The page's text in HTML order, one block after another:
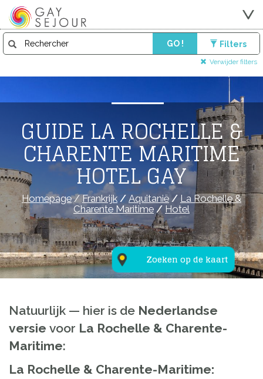
GO ! Filters
Verwijder filters
Zoeken op de kaart
GUIDE LA ROCHELLE &
CHARENTE MARITIME
HOTEL GAY
Homepage/Frankrijk / Aquitanië / La Rochelle &
Charente Maritime / Hotel
Natuurlijk — hier is de Nederlandse
versie voor La Rochelle & Charente-
Maritime:
La Rochelle & Charente-Maritime: